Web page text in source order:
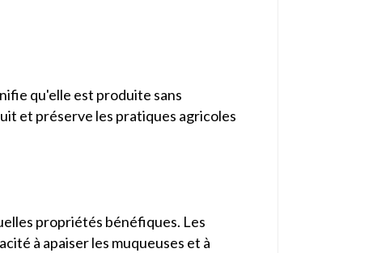
qu'elle est produite sans
et préserve les pratiques agricoles
propriétés bénéfiques. Les
à apaiser les muqueuses et à